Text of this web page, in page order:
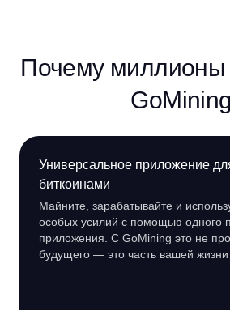
Почему
GoMining
Универсальное приложение
биткоинами
Майните, зарабатывайте и
особых усилий с помощью одного
приложения. С GoMining это не
будущего — это часть вашей жизни